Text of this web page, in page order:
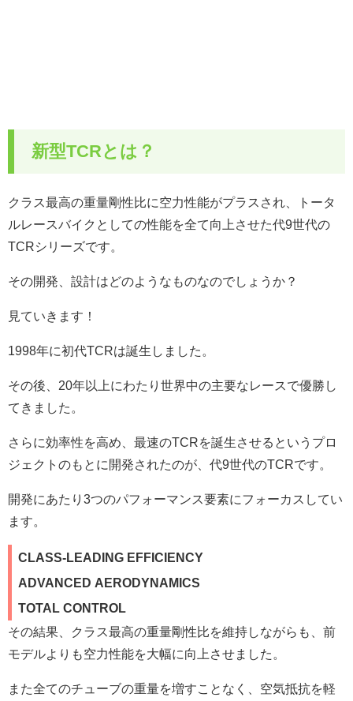
新型TCRとは？
クラス最高の重量剛性比に空力性能がプラスされ、トータ
ルレースバイクとしての性能を全て向上させた代9世代の
TCRシリーズです。
その開発、設計はどのようなものなのでしょうか？
見ていきます！
1998年に初代TCRは誕生しました。
その後、20年以上にわたり世界中の主要なレースで優勝し
てきました。
さらに効率性を高め、最速のTCRを誕生させるというプロ
ジェクトのもとに開発されたのが、代9世代のTCRです。
開発にあたり3つのパフォーマンス要素にフォーカスしてい
ます。
CLASS-LEADING EFFICIENCY
ADVANCED AERODYNAMICS
TOTAL CONTROL
その結果、
クラス最高の重量剛性比を維持しながらも、前
モデルよりも空力性能を大幅に向上させました。
また全てのチューブの重量を増すことなく、空気抵抗を軽